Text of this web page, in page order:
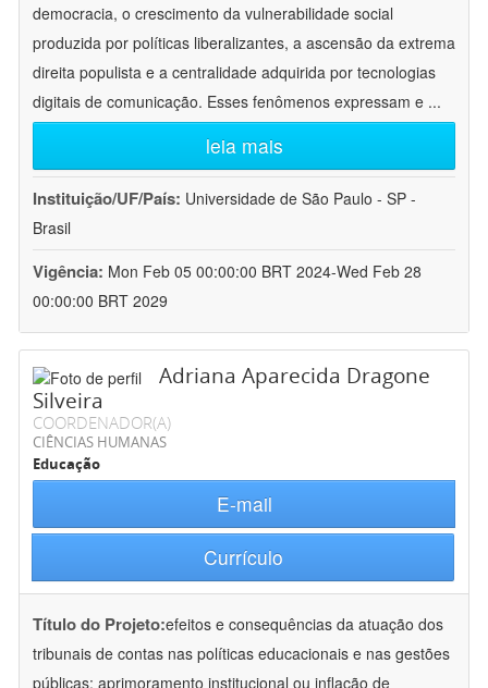
democracia, o crescimento da vulnerabilidade social
produzida por políticas liberalizantes, a ascensão da extrema
direita populista e a centralidade adquirida por tecnologias
digitais de comunicação. Esses fenômenos expressam e ...
leia mais
Instituição/UF/País: Universidade de São Paulo - SP -
Brasil
Vigência: Mon Feb 05 00:00:00 BRT 2024-Wed Feb 28
00:00:00 BRT 2029
Adriana Aparecida Dragone
Silveira
COORDENADOR(A)
CIÊNCIAS HUMANAS
Educação
E-mail
Currículo
Título do Projeto:efeitos e consequências da atuação dos
tribunais de contas nas políticas educacionais e nas gestões
públicas: aprimoramento institucional ou inflação de